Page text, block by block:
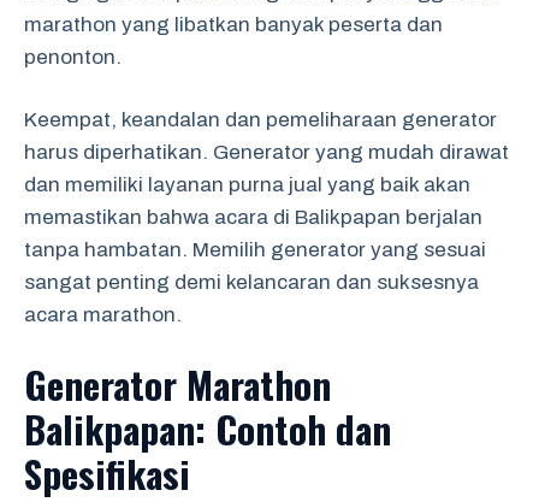
marathon yang libatkan banyak peserta dan
penonton.
Keempat, keandalan dan pemeliharaan generator
harus diperhatikan. Generator yang mudah dirawat
dan memiliki layanan purna jual yang baik akan
memastikan bahwa acara di Balikpapan berjalan
tanpa hambatan. Memilih generator yang sesuai
sangat penting demi kelancaran dan suksesnya
acara marathon.
Generator Marathon
Balikpapan: Contoh dan
Spesifikasi